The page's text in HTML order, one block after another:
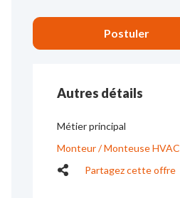
Autres détails
Métier principal
Monteur / Monteuse HVAC
Partagez cette offre